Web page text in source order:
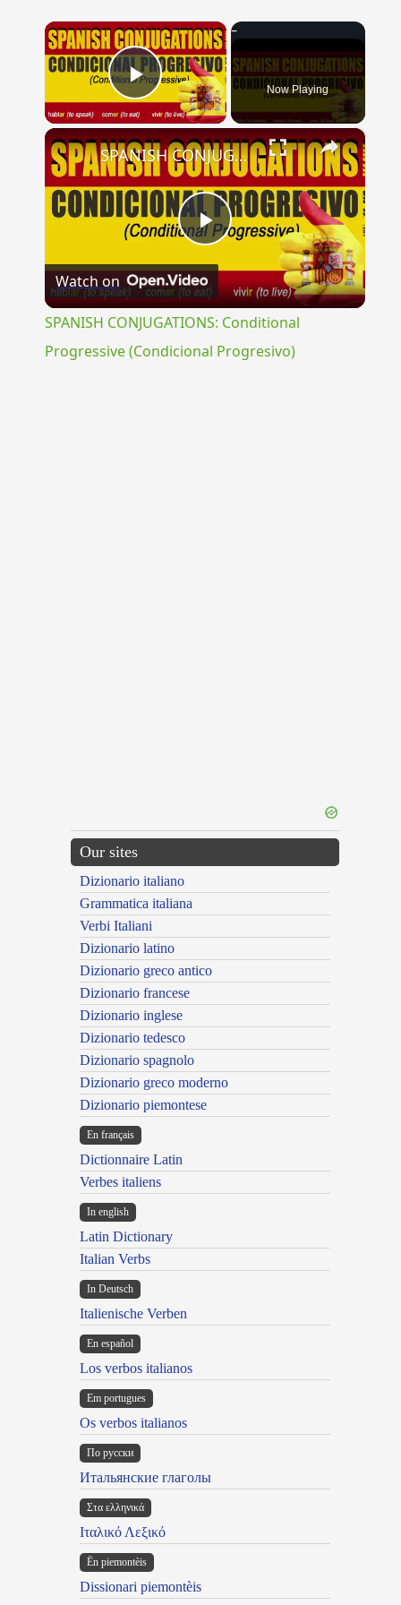
×
Play Video Now Playing
×
Play
Video
SPANISH CONJUGATIONS: Conditional Progressive (Condicional Progresivo)
Watch on
SPANISH CONJUGATIONS: Conditional
Progressive (Condicional Progresivo)
Our sites
Dizionario italiano
Grammatica italiana
Verbi Italiani
Dizionario latino
Dizionario greco antico
Dizionario francese
Dizionario inglese
Dizionario tedesco
Dizionario spagnolo
Dizionario greco moderno
Dizionario piemontese
En français
Dictionnaire Latin
Verbes italiens
In english
Latin Dictionary
Italian Verbs
In Deutsch
Italienische Verben
En español
Los verbos italianos
Em portugues
Os verbos italianos
По русски
Итальянские глаголы
Στα ελληνικά
Ιταλικό Λεξικό
Ën piemontèis
Dissionari piemontèis